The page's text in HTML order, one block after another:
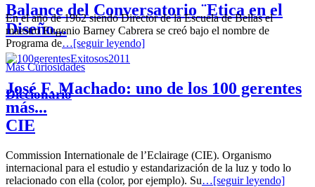
Balance del Conversatorio ¨Etica en el
Diseño...
José F. Machado: uno de los 100 gerentes
más...
En el año de 1962 siendo Director de la Escuela de Bellas el
maestro Eugenio Barney Cabrera se creó bajo el nombre de
Programa de…[seguir leyendo]
Más Curiosidades
Diccionario
CIE
Commission Internationale de l’Eclairage (CIE). Organismo
internacional para el estudio y estandarización de la luz y todo lo
relacionado con ella (color, por ejemplo). Su…[seguir leyendo]